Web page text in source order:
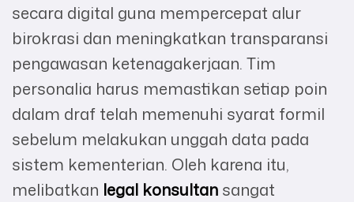
secara digital guna mempercepat alur
birokrasi dan meningkatkan transparansi
pengawasan ketenagakerjaan. Tim
personalia harus memastikan setiap poin
dalam draf telah memenuhi syarat formil
sebelum melakukan unggah data pada
sistem kementerian. Oleh karena itu,
melibatkan legal konsultan sangat